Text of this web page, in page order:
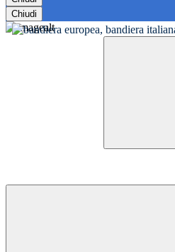
Chiudi